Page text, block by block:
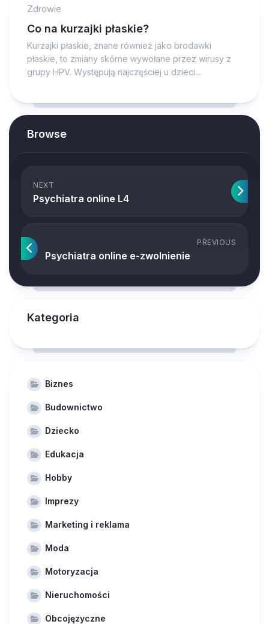
Zdrowie
Co na kurzajki płaskie?
Kurzajki płaskie, znane również jako brodawki
płaskie, to zmiany skórne wywołane przez wirusy z
grupy HPV. Występują najczęściej u dzieci...
Browse
NEXT
Psychiatra online L4
PREVIOUS
Psychiatra online e-zwolnienie
Kategoria
Biznes
Budownictwo
Dziecko
Edukacja
Hobby
Imprezy
Marketing i reklama
Moda
Motoryzacja
Nieruchomości
Obcojęzyczne